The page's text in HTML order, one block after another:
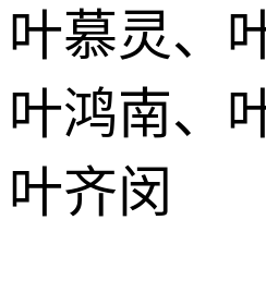
叶慕灵、
叶鸿南、
叶齐闵